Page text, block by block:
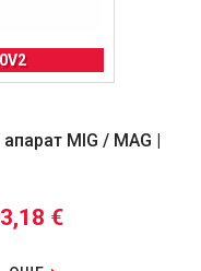
MIG / MAG |
€